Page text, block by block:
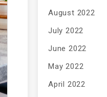
August 2022
July 2022
June 2022
May 2022
April 2022